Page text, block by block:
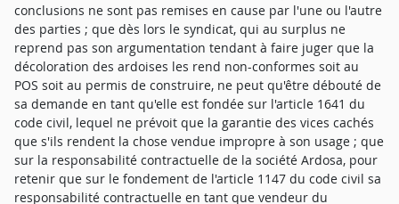
conclusions ne sont pas remises en cause par l'une ou l'autre
des parties ; que dès lors le syndicat, qui au surplus ne
reprend pas son argumentation tendant à faire juger que la
décoloration des ardoises les rend non-conformes soit au
POS soit au permis de construire, ne peut qu'être débouté de
sa demande en tant qu'elle est fondée sur l'article 1641 du
code civil, lequel ne prévoit que la garantie des vices cachés
que s'ils rendent la chose vendue impropre à son usage ; que
sur la responsabilité contractuelle de la société Ardosa, pour
retenir que sur le fondement de l'article 1147 du code civil sa
responsabilité contractuelle en tant que vendeur du